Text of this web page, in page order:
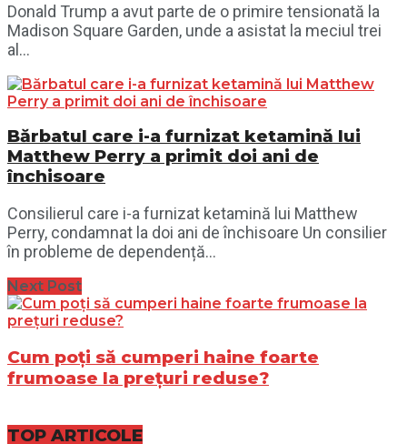
Donald Trump a avut parte de o primire tensionată la
Madison Square Garden, unde a asistat la meciul trei
al...
Bărbatul care i-a furnizat ketamină lui
Matthew Perry a primit doi ani de
închisoare
Consilierul care i-a furnizat ketamină lui Matthew
Perry, condamnat la doi ani de închisoare Un consilier
în probleme de dependență...
Next Post
Cum poți să cumperi haine foarte
frumoase la prețuri reduse?
TOP ARTICOLE